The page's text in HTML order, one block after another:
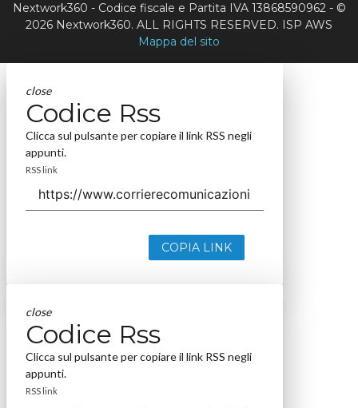
Nextwork360 - Codice fiscale e Partita IVA 13868590962 - ©
2026 Nextwork360. ALL RIGHTS RESERVED. ISP AWS
Mappa del sito
close
Codice Rss
Clicca sul pulsante per copiare il link RSS negli
appunti.
RSS link
COPIA LINK
close
Codice Rss
Clicca sul pulsante per copiare il link RSS negli
appunti.
RSS link